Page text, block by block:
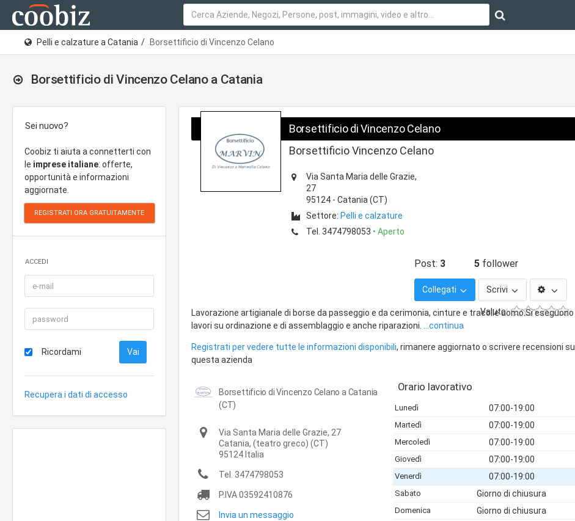
Pelli e calzature a Catania Borsettificio di Vincenzo Celano
Borsettificio di Vincenzo Celano a Catania
Sei nuovo?
Coobiz ti aiuta a connetterti con
le imprese italiane: offerte,
opportunità e informazioni
aggiornate.
ACCEDI
Ricordami
Recupera i dati di accesso
Borsettificio di Vincenzo Celano
Borsettificio Vincenzo Celano
Via Santa Maria delle Grazie,
27
95124 - Catania (CT)
Settore: Pelli e calzature
Tel. 3474798053 • Aperto
Post: 3 5 follower
Collegati Scrivi
Valuta:
Lavorazione artigianale di borse da passeggio e da cerimonia, cinture e tracolle uomo.Si eseguono
lavori su ordinazione e di assemblaggio e anche riparazioni.
...continua
Registrati per vedere tutte le informazioni disponibili, rimanere aggiornato o scrivere recensioni su
questa azienda
Borsettificio di Vincenzo Celano a Catania
(CT)
Via Santa Maria delle Grazie, 27
Catania, (teatro greco) (CT)
95124 Italia
Tel. 3474798053
P.IVA03592410876
Invia un messaggio
Orario lavorativo
Lunedì 07:00-19:00
Martedì 07:00-19:00
Mercoledì 07:00-19:00
Giovedì 07:00-19:00
Venerdì 07:00-19:00
Sabato Giorno di chiusura
Domenica Giorno di chiusura